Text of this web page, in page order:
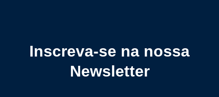
Inscreva-se na nossa
Newsletter